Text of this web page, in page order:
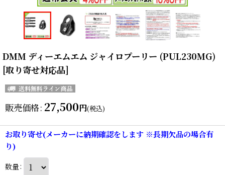
DMM ディーエムエム ジャイロプーリー (PUL230MG)
[取り寄せ対応品]
販売価格: 27,500円(税込)
お取り寄せ(メーカーに納期確認をします ※長期欠品の場合有
り)
数量: